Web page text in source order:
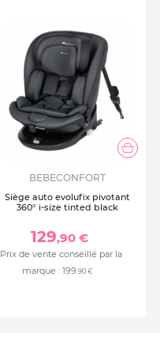
BEBECONFORT
Siège auto evolufix pivotant
360° i-size tinted black
129,90 €
Prix de vente conseillé par la
marque : 199,90 €